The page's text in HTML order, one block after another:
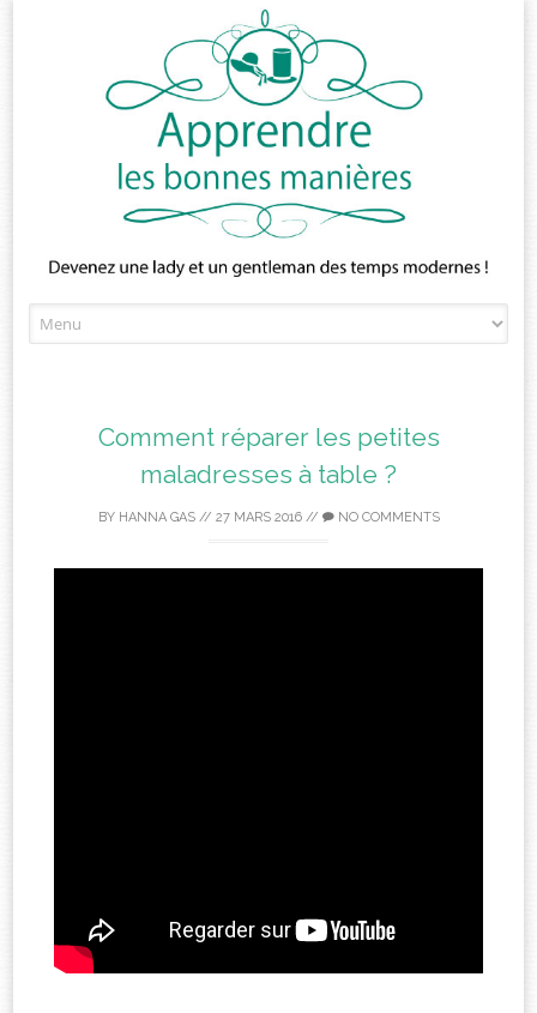
to
Comment réparer les petites
maladresses à table ?
BY HANNA GAS// 27 MARS 2016// NO COMMENTS